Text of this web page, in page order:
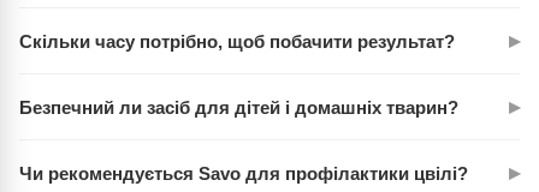
плитки. Перед першим застосуванням протестуйте на
Скільки часу потрібно, щоб побачити результат? ▸
починають світліти, а максимальний ефект досягається за
Безпечний ли засіб для дітей і домашніх тварин? ▸
застосування проведіть провітрювання приміщення,
Чи рекомендується Savo для профілактики цвілі? ▸